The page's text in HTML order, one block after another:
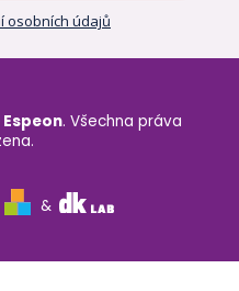
osobních údajů
&
. Všechna práva